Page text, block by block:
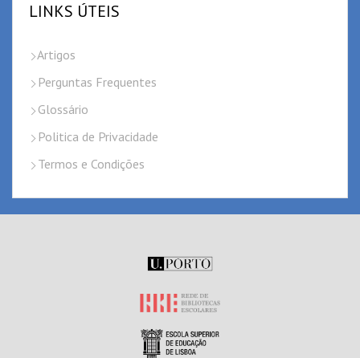
LINKS ÚTEIS
Artigos
Perguntas Frequentes
Glossário
Politica de Privacidade
Termos e Condições